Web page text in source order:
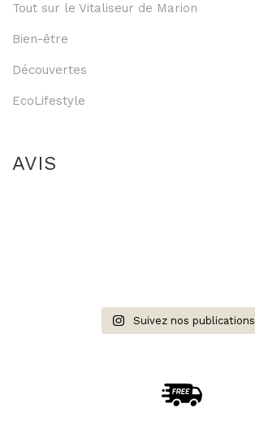
Tout sur le Vitaliseur de Marion
Bien-être
Découvertes
EcoLifestyle
AVIS
Suivez nos publications